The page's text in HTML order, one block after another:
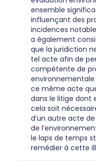
ensemble
influençant des
incidences
a également
que la juridiction
tel acte afin de
compétente de
ce même acte
dans le litige dont
cela soit
d’un autre acte
de
le laps de temps
remédier à cette